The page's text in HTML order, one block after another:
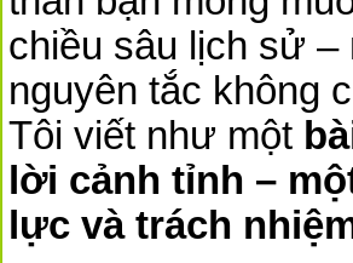
chiều sâu lịch sử
nguyên tắc không
Tôi viết như một
lời cảnh tỉnh –
lực và trách